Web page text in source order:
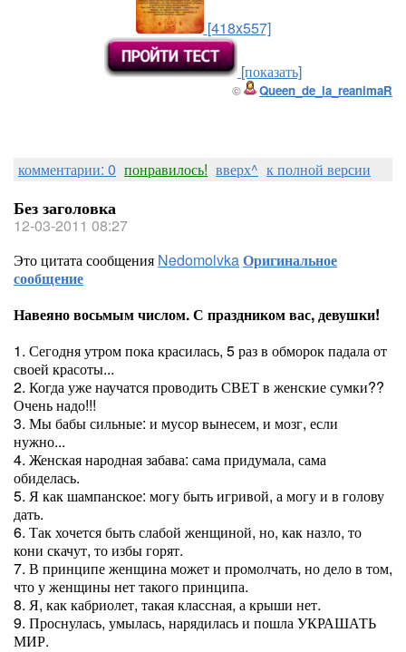
[418x557]
[показать]
© Queen_de_la_reanimaR
комментарии: 0 понравилось! вверх^ к полной версии
Без заголовка
12-03-2011 08:27
Это цитата сообщения NedomolvkaОригинальное
сообщение
Навеяно восьмым числом. С праздником вас, девушки!
1. Сегодня утром пока красилась, 5 раз в обморок падала от
своей красоты...
2. Когда уже научатся проводить СВЕТ в женские сумки??
Очень надо!!!
3. Мы бабы сильные: и мусор вынесем, и мозг, если
нужно...
4. Женская народная забава: сама придумала, сама
обиделась.
5. Я как шампанское: могу быть игривой, а могу и в голову
дать.
6. Так хочется быть слабой женщиной, но, как назло, то
кони скачут, то избы горят.
7. В принципе женщина может и промолчать, но дело в том,
что у женщины нет такого принципа.
8. Я, как кабриолет, такая классная, а крыши нет.
9. Проснулась, умылась, нарядилась и пошла УКРАШАТЬ
МИР.